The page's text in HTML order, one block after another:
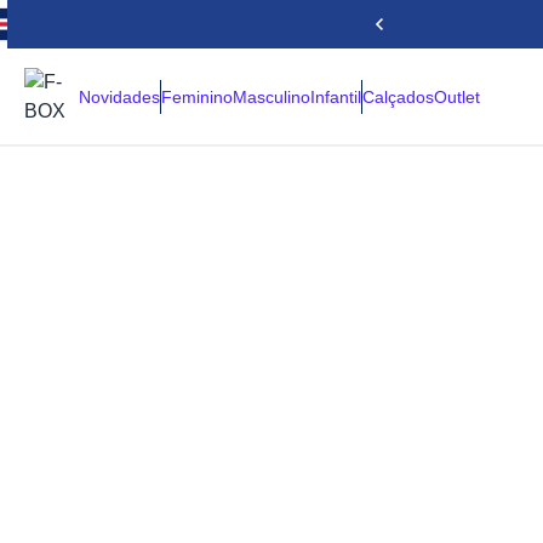
NovidadesFemininoMasculinoInfantilCalçadosOutlet